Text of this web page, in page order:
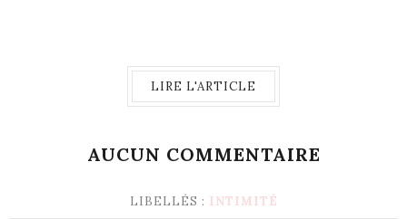
LIRE L'ARTICLE
AUCUN COMMENTAIRE
LIBELLÉS : INTIMITÉ